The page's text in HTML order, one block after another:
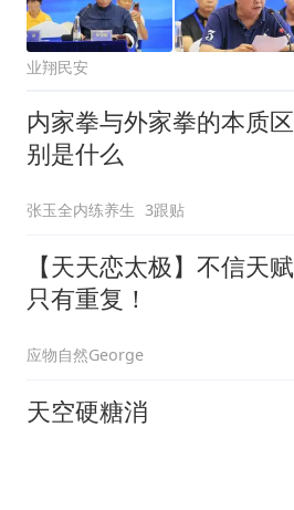
业翔民安
内家拳与外家拳的本质区
别是什么
张玉全内练养生 3跟贴
【天天恋太极】不信天赋
只有重复！
应物自然George
天空硬糖消